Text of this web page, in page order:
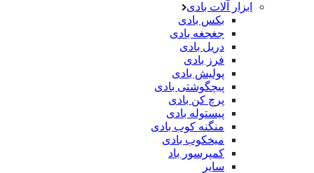
ابزار آلات بادی
بکس بادی
جغجغه بادی
دریل بادی
فرز بادی
پولیش بادی
پیچگوشتی بادی
پرچ کن بادی
پیستوله بادی
منگنه کوب بادی
میخکوب بادی
کمپرسور باد
سایر